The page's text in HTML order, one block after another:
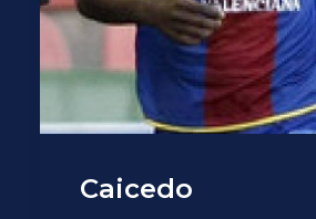
Caicedo